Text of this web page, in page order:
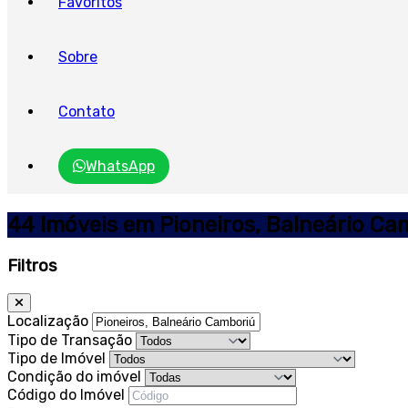
Sobre
Contato
WhatsApp
44 Imóveis em Pioneiros, Balneário
Filtros
Localização
Tipo de Transação
Tipo de Imóvel
Condição do imóvel
Código do Imóvel